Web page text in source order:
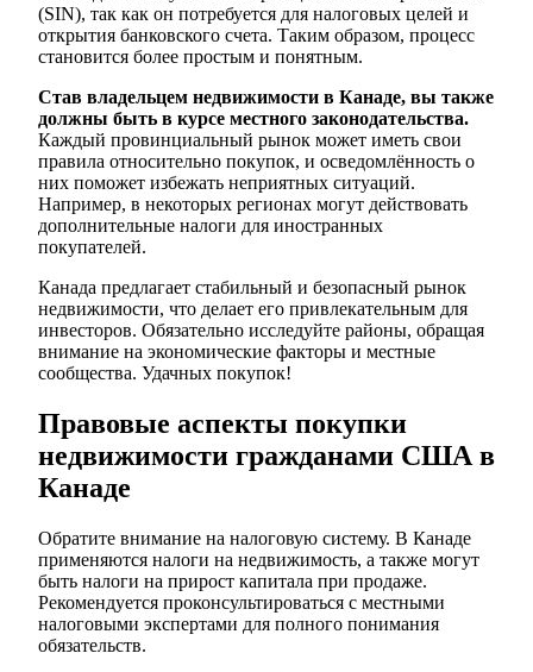
(SIN), так как он потребуется для налоговых целей и
открытия банковского счета. Таким образом, процесс
становится более простым и понятным.
Став владельцем недвижимости в Канаде, вы также
должны быть в курсе местного законодательства.
Каждый провинциальный рынок может иметь свои
правила относительно покупок, и осведомлённость о
них поможет избежать неприятных ситуаций.
Например, в некоторых регионах могут действовать
дополнительные налоги для иностранных
покупателей.
Канада предлагает стабильный и безопасный рынок
недвижимости, что делает его привлекательным для
инвесторов. Обязательно исследуйте районы, обращая
внимание на экономические факторы и местные
сообщества. Удачных покупок!
Правовые аспекты покупки
недвижимости гражданами США в
Канаде
Обратите внимание на налоговую систему. В Канаде
применяются налоги на недвижимость, а также могут
быть налоги на прирост капитала при продаже.
Рекомендуется проконсультироваться с местными
налоговыми экспертами для полного понимания
обязательств.